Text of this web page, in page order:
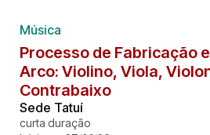
Música
Processo de Fabricação
Arco: Violino, Viola,
Contrabaixo
Sede Tatuí
curta duração